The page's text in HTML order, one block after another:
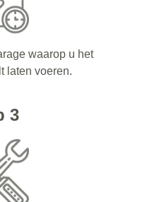
waarop u het
laten voeren.
3